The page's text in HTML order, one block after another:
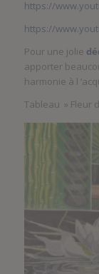
https://
https://
Pour une jolie
apporter
harmonie à l
Tableau » Fleur